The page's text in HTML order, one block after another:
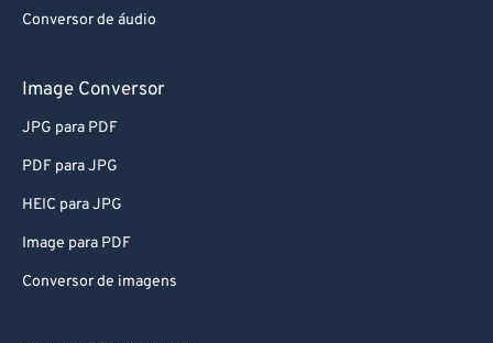
Conversor de áudio
Image Conversor
JPG para PDF
PDF para JPG
HEIC para JPG
Image para PDF
Conversor de imagens